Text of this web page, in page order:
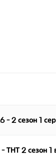
- 2 сезон 1
- ТНТ 2 сезон